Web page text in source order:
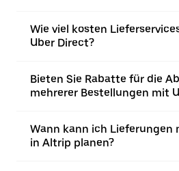
Wie viel kosten
Uber Direct?
Bieten Sie Rabatte für die
mehrerer Bestellungen mit
Wann kann ich Lieferungen
in Altrip planen?